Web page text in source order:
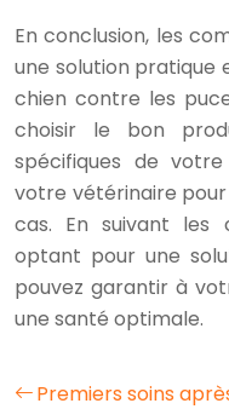
En conclusion, les
une solution
chien contre les
choisir le bon
spécifiques de
votre vétérinaire pour
cas. En suivant les
optant pour une
pouvez garantir à
une santé optimale.
Premiers soins